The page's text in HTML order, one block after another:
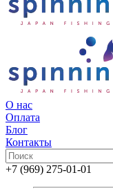
О нас
Оплата
Блог
Контакты
+7 (969) 275-01-01